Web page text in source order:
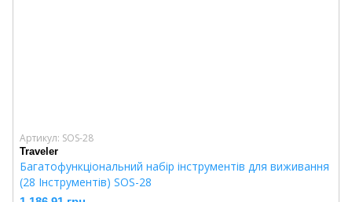
Артикул: SOS-28
Traveler
Багатофункціональний набір інструментів для виживання
(28 Інструментів) SOS-28